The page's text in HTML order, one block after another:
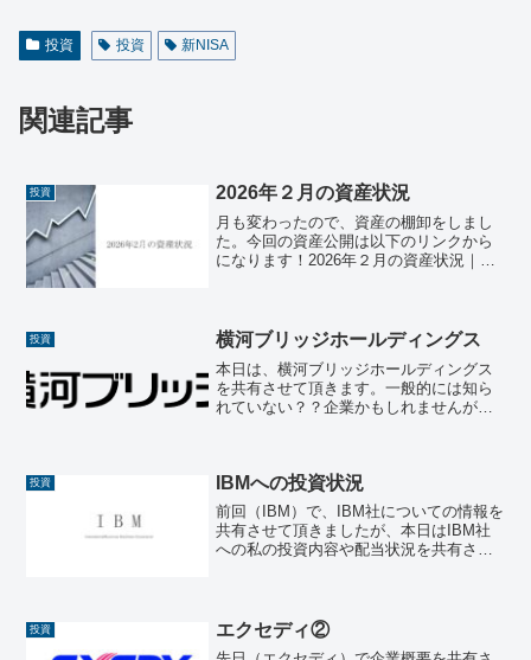
投資 投資 新NISA
関連記事
投資 2026年２月の資産状況
月も変わったので、資産の棚卸をしまし
た。今回の資産公開は以下のリンクから
になります！2026年２月の資産状況｜人
しければ応援クリック...
投資 横河ブリッジホールディングス
本日は、横河ブリッジホールディングス
を共有させて頂きます。一般的には知ら
れていない？？企業かもしれませんが、
会社（英語表記：Yok...
投資 IBMへの投資状況
前回（IBM）で、IBM社についての情報を
共有させて頂きましたが、本日はIBM社
への私の投資内容や配当状況を共有させ
ルと同様で、他...
投資 エクセディ②